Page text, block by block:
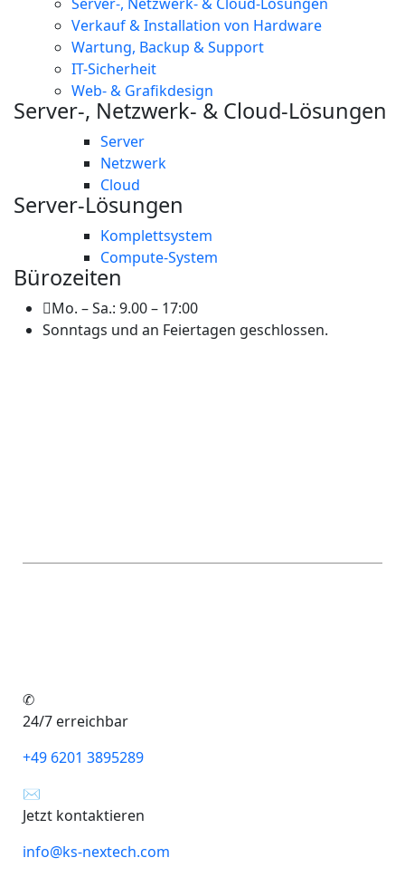
Verkauf & Installation von Hardware
Wartung, Backup & Support
IT-Sicherheit
Web- & Grafikdesign
Server-, Netzwerk- & Cloud-Lösungen
Server
Netzwerk
Cloud
Server-Lösungen
Komplettsystem
Compute-System
Bürozeiten
Mo. – Sa.: 9.00 – 17:00
Sonntags und an Feiertagen geschlossen.
✆
24/7 erreichbar
+49 6201 3895289
✉
Jetzt kontaktieren
info@ks-nextech.com